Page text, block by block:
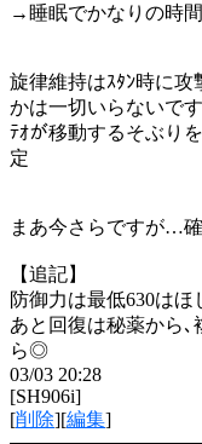
→睡眠でかなりの時
旋律維持はｽﾀﾝ時に攻
かは一切いらないです
ﾃｵが移動するそぶり
定
まあ今さらですが…
【追記】
防御力は最低630はほ
あと回復は秘薬から､
ら◎
03/03 20:28
[SH906i]
[削除][編集]